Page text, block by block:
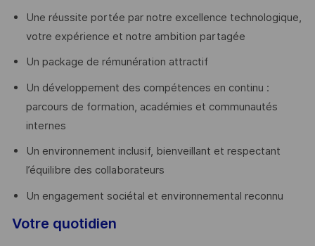
Une réussite portée par notre excellence technologique,
votre expérience et notre ambition partagée
Un package de rémunération attractif
Un développement des compétences en continu :
parcours de formation, académies et communautés
internes
Un environnement inclusif, bienveillant et respectant
l’équilibre des collaborateurs
Un engagement sociétal et environnemental reconnu
Votre quotidien